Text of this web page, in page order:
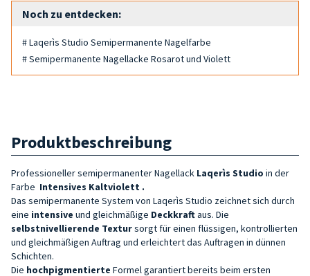
Noch zu entdecken:
# Laqerìs Studio Semipermanente Nagelfarbe
# Semipermanente Nagellacke Rosarot und Violett
Produktbeschreibung
Professioneller semipermanenter Nagellack Laqerìs Studio in der
Farbe Intensives Kaltviolett .
Das semipermanente System von Laqerìs Studio zeichnet sich durch
eine intensive und gleichmäßige Deckkraftaus. Die
selbstnivellierende Textursorgt für einen flüssigen, kontrollierten
und gleichmäßigen Auftrag und erleichtert das Auftragen in dünnen
Schichten.
Die hochpigmentierte Formel garantiert bereits beim ersten